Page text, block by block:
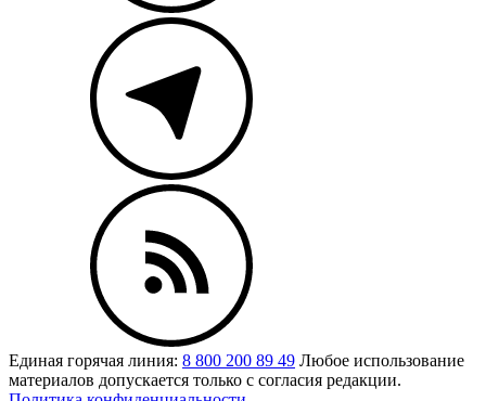
Единая горячая линия: 8 800 200 89 49 Любое использование
материалов допускается только с согласия редакции.